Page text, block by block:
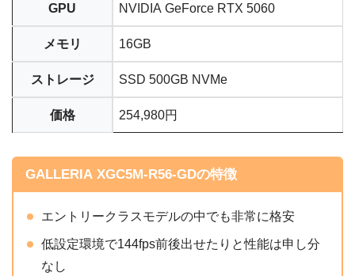
GPU NVIDIA GeForce RTX 5060
メモリ 16GB
ストレージ SSD 500GB NVMe
価格 254,980円
GALLERIA XGC5M-R56-GDの特徴
エントリークラスモデルの中でも非常に格安
低設定環境で144fps前後出せたりと性能は申し分
なし